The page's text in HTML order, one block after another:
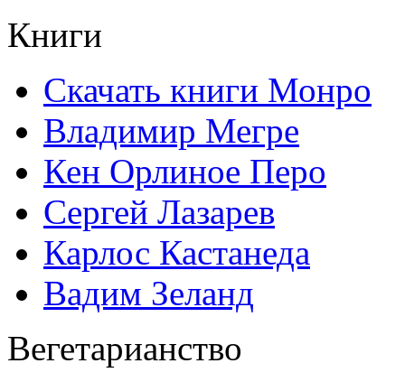
Книги
Скачать книги Монро
Владимир Мегре
Кен Орлиное Перо
Сергей Лазарев
Карлос Кастанеда
Вадим Зеланд
Вегетарианство